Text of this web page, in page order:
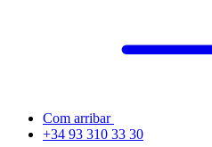
Com arribar
+34 93 310 33 30